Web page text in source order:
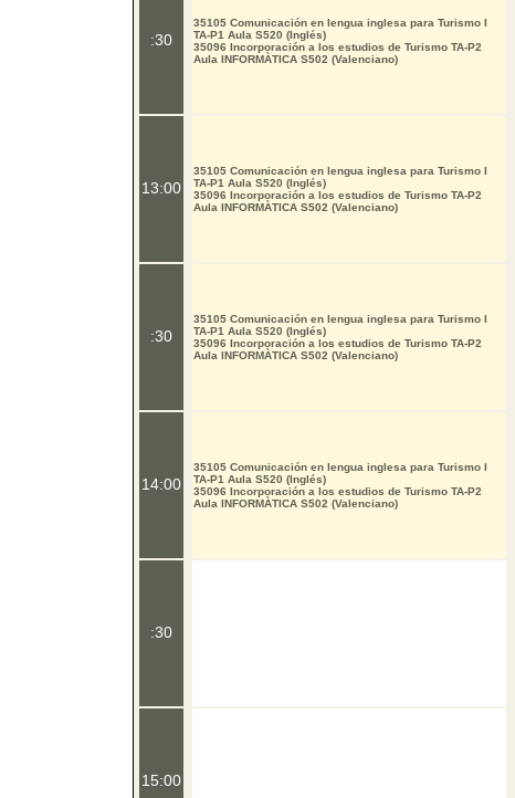
:30
13:00
:30
14:00
:30
15:00
35105 Comunicación en lengua inglesa para Turismo I
TA-P1 Aula S520 (Inglés)
35096 Incorporación a los estudios de Turismo TA-P2
Aula INFORMÀTICA S502 (Valenciano)
35105 Comunicación en lengua inglesa para Turismo I
TA-P1 Aula S520 (Inglés)
35096 Incorporación a los estudios de Turismo TA-P2
Aula INFORMÀTICA S502 (Valenciano)
35105 Comunicación en lengua inglesa para Turismo I
TA-P1 Aula S520 (Inglés)
35096 Incorporación a los estudios de Turismo TA-P2
Aula INFORMÀTICA S502 (Valenciano)
35105 Comunicación en lengua inglesa para Turismo I
TA-P1 Aula S520 (Inglés)
35096 Incorporación a los estudios de Turismo TA-P2
Aula INFORMÀTICA S502 (Valenciano)